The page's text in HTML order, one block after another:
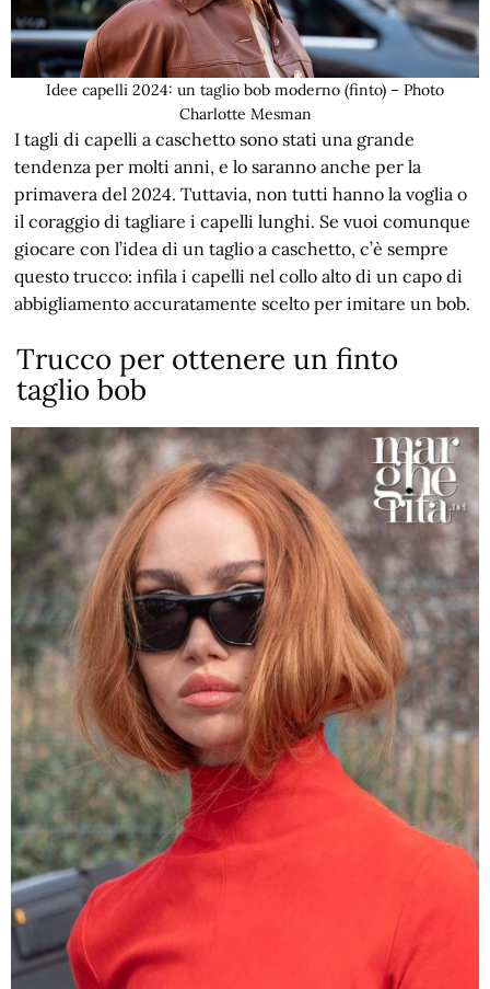
Idee capelli 2024: un taglio bob moderno (finto) – Photo
Charlotte Mesman
I tagli di capelli a caschetto sono stati una grande
tendenza per molti anni, e lo saranno anche per la
primavera del 2024. Tuttavia, non tutti hanno la voglia o
il coraggio di tagliare i capelli lunghi. Se vuoi comunque
giocare con l’idea di un taglio a caschetto, c’è sempre
questo trucco: infila i capelli nel collo alto di un capo di
abbigliamento accuratamente scelto per imitare un bob.
Trucco per ottenere un finto
taglio bob